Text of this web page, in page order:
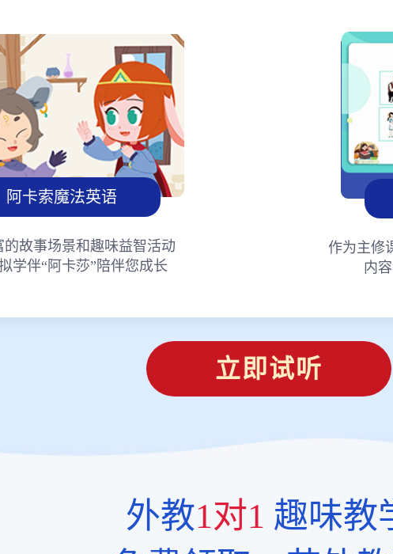
阿卡索魔法英语
的故事场景和趣味益智活动
学伴“阿卡莎”陪伴您成长
作为主修
内
立即试听
外教1对1 趣味教